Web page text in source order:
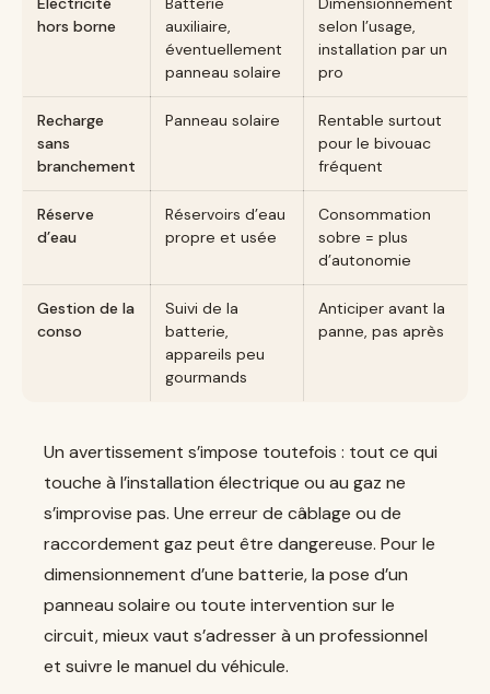
hors borne
auxiliaire,
éventuellement
panneau solaire
selon l’usage,
installation par un
pro
Recharge
sans
branchement
Panneau solaire
Rentable surtout
pour le bivouac
fréquent
Réserve
d’eau
Réservoirs d’eau
propre et usée
Consommation
sobre = plus
d’autonomie
Gestion de la
conso
Suivi de la
batterie,
appareils peu
gourmands
Anticiper avant la
panne, pas après
Un avertissement s’impose toutefois : tout ce qui
touche à l’installation électrique ou au gaz ne
s’improvise pas. Une erreur de câblage ou de
raccordement gaz peut être dangereuse. Pour le
dimensionnement d’une batterie, la pose d’un
panneau solaire ou toute intervention sur le
circuit, mieux vaut s’adresser à un professionnel
et suivre le manuel du véhicule.